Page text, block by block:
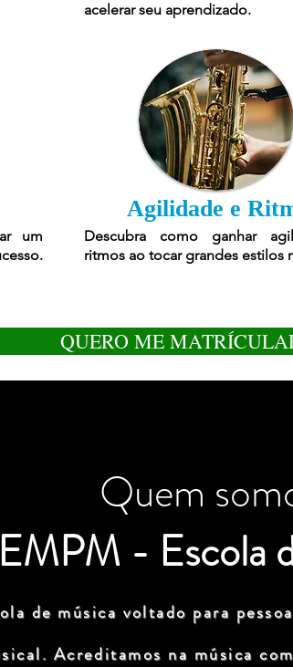
um
acelerar seu aprendizado.
Agilidade e
Descubra como ganhar
ritmos ao tocar grandes estilos
QUERO ME
Quem
EMPM - Escola
de música voltado para
Acreditamos na música